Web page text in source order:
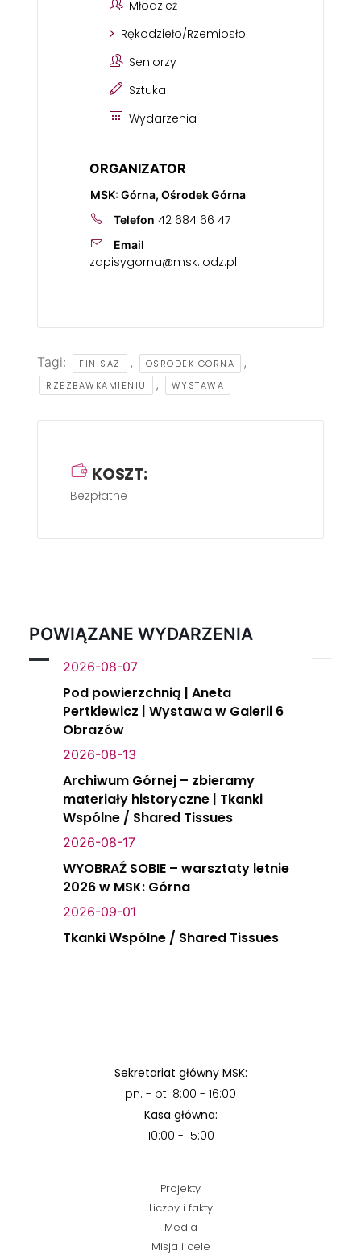
Młodzież
Rękodzieło/Rzemiosło
Seniorzy
Sztuka
Wydarzenia
ORGANIZATOR
MSK: Górna, Ośrodek Górna
Telefon 42 684 66 47
Email
zapisygorna@msk.lodz.pl
Tagi: FINISAZ , OSRODEK GORNA ,
RZEZBAWKAMIENIU , WYSTAWA
KOSZT:
Bezpłatne
POWIĄZANE WYDARZENIA
2026-08-07
Pod powierzchnią | Aneta
Pertkiewicz | Wystawa w Galerii 6
Obrazów
2026-08-13
Archiwum Górnej – zbieramy
materiały historyczne | Tkanki
Wspólne / Shared Tissues
2026-08-17
WYOBRAŹ SOBIE – warsztaty letnie
2026 w MSK: Górna
2026-09-01
Tkanki Wspólne / Shared Tissues
Sekretariat główny MSK:
pn. - pt. 8:00 - 16:00
Kasa główna:
10:00 - 15:00
Projekty
Liczby i fakty
Media
Misja i cele